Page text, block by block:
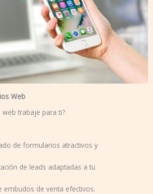
Web
trabaje para ti?
de formularios atractivos y
de leads adaptadas a tu
embudos de venta efectivos.